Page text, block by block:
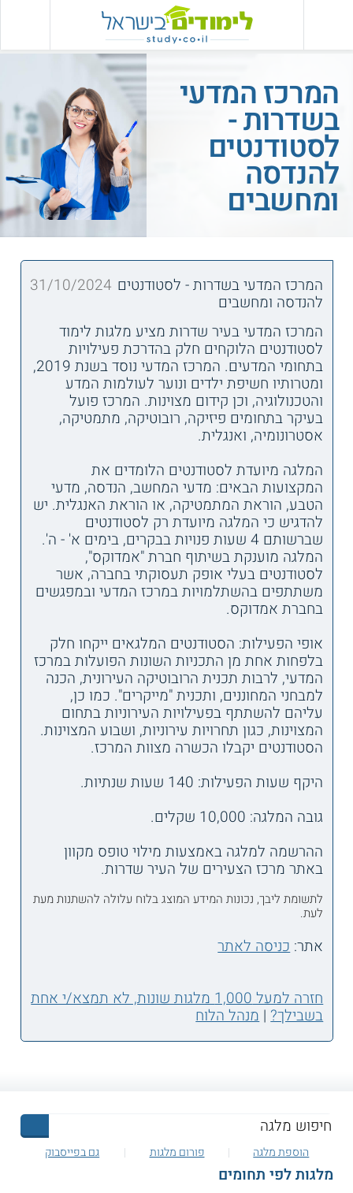
המרכז המדעי
בשדרות -
לסטודנטים
להנדסה
ומחשבים
המרכז המדעי בשדרות - לסטודנטים
להנדסה ומחשבים
31/10/2024
המרכז המדעי בעיר שדרות מציע מלגות לימוד
לסטודנטים הלוקחים חלק בהדרכת פעילויות
בתחומי המדעים. המרכז המדעי נוסד בשנת 2019,
ומטרותיו חשיפת ילדים ונוער לעולמות המדע
והטכנולוגיה, וכן קידום מצוינות. המרכז פועל
בעיקר בתחומים פיזיקה, רובוטיקה, מתמטיקה,
אסטרונומיה, ואנגלית.
המלגה מיועדת לסטודנטים הלומדים את
המקצועות הבאים: מדעי המחשב, הנדסה, מדעי
הטבע, הוראת המתמטיקה, או הוראת האנגלית. יש
להדגיש כי המלגה מיועדת רק לסטודנטים
שברשותם 4 שעות פנויות בבקרים, בימים א' - ה'.
המלגה מוענקת בשיתוף חברת "אמדוקס",
לסטודנטים בעלי אופק תעסוקתי בחברה, אשר
משתתפים בהשתלמויות במרכז המדעי ובמפגשים
בחברת אמדוקס.
אופי הפעילות: הסטודנטים המלגאים ייקחו חלק
בלפחות אחת מן התכניות השונות הפועלות במרכז
המדעי, לרבות תכנית הרובוטיקה העירונית, הכנה
למבחני המחוננים, ותכנית "מייקרים". כמו כן,
עליהם להשתתף בפעילויות העירוניות בתחום
המצוינות, כגון תחרויות עירוניות, ושבוע המצוינות.
הסטודנטים יקבלו הכשרה מצוות המרכז.
היקף שעות הפעילות: 140 שעות שנתיות.
גובה המלגה: 10,000 שקלים.
ההרשמה למלגה באמצעות מילוי טופס מקוון
באתר מרכז הצעירים של העיר שדרות.
לתשומת ליבך, נכונות המידע המוצג בלוח עלולה להשתנות מעת
לעת.
אתר:כניסה לאתר
חזרה למעל 1,000 מלגות שונות, לא תמצא/י אחת
בשבילך?|מנהל הלוח
הוספת מלגה פורום מלגות גם בפייסבוק
מלגות לפי תחומים